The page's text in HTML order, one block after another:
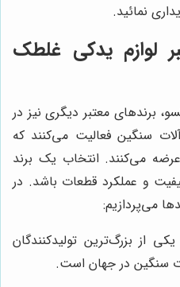
نمائید.
لوازم یدکی غلطک
برندهای معتبر دیگری نیز در
سنگین فعالیت می‌کنند که
عرضه می‌کنند. انتخاب یک برند
و عملکرد قطعات باشد. در
می‌پردازیم:
یکی از بزرگ‌ترین تولیدکنندگان
سنگین در جهان است.